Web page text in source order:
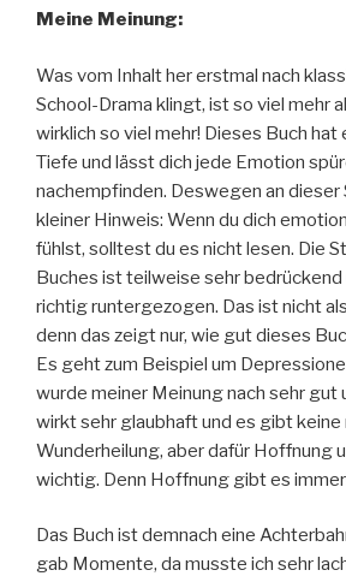
Meine Meinung:
Was vom Inhalt her erstmal nach
School-Drama klingt, ist so viel mehr
wirklich so viel mehr! Dieses Buch hat
Tiefe und lässt dich jede Emotion
nachempfinden. Deswegen an dieser
kleiner Hinweis: Wenn du dich
fühlst, solltest du es nicht lesen. Die
Buches ist teilweise sehr bedrückend
richtig runtergezogen. Das ist nicht
denn das zeigt nur, wie gut dieses
Es geht zum Beispiel um
wurde meiner Meinung nach sehr gut
wirkt sehr glaubhaft und es gibt keine
Wunderheilung, aber dafür Hoffnung
wichtig. Denn Hoffnung gibt es
Das Buch ist demnach eine
gab Momente, da musste ich sehr